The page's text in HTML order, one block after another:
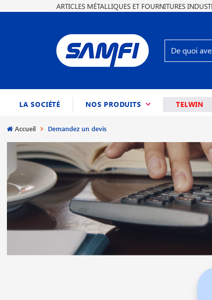
ARTICLES MÉTALLIQUES ET FOURNITURES
LA SOCIÉTÉ NOS PRODUITS (CURRENT)TELWIN
Accueil Demandez un devis